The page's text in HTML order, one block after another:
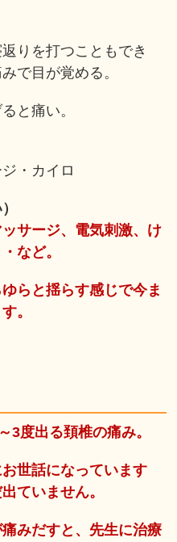
りを打つこともでき
で目が覚める。
と痛い。
・カイロ
サージ、電気刺激、け
など。
らと揺らす感じで今ま
。
3度出る頚椎の痛み。
世話になっています
ていません。
みだすと、先生に治療